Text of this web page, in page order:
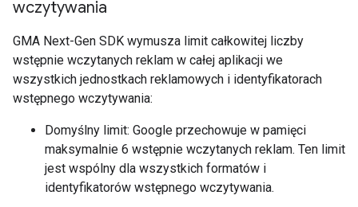
wczytywania
GMA Next-Gen SDK wymusza limit całkowitej liczby
wstępnie wczytanych reklam w całej aplikacji we
wszystkich jednostkach reklamowych i identyfikatorach
wstępnego wczytywania:
Domyślny limit: Google przechowuje w pamięci
maksymalnie 6 wstępnie wczytanych reklam. Ten limit
jest wspólny dla wszystkich formatów i
identyfikatorów wstępnego wczytywania.